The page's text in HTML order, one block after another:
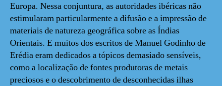
Europa. Nessa conjuntura, as autoridades ibéricas não
estimularam particularmente a difusão e a impressão de
materiais de natureza geográfica sobre as Índias
Orientais. E muitos dos escritos de Manuel Godinho de
Erédia eram dedicados a tópicos demasiado sensíveis,
como a localização de fontes produtoras de metais
preciosos e o descobrimento de desconhecidas ilhas